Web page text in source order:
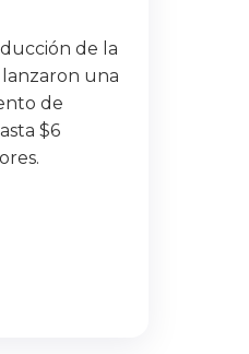
de la
lanzaron una
de
$6